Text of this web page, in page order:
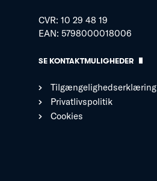
CVR: 10 29 48 19
EAN: 5798000018006
SE KONTAKTMULIGHEDER
Tilgængelighedserklæring
Privatlivspolitik
Cookies